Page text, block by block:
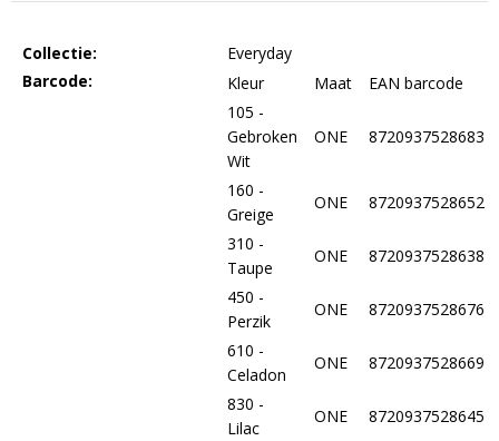
Collectie:
Everyday
Barcode:
Kleur Maat
EAN barcode
105 -
Gebroken
Wit
ONE 8720937528683
160 -
Greige
ONE
8720937528652
310 -
Taupe
ONE
8720937528638
450 -
Perzik
ONE
8720937528676
610 -
Celadon
ONE
8720937528669
830 -
Lilac
ONE 8720937528645